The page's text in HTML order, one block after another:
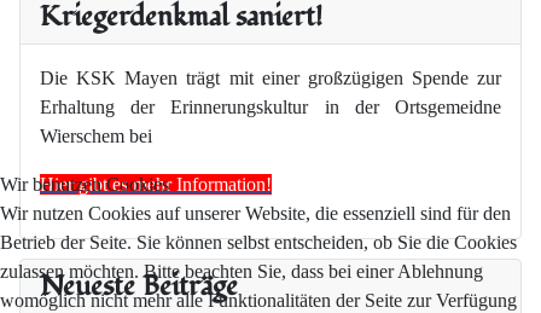
Kriegerdenkmal saniert!
Die KSK Mayen trägt mit einer großzügigen Spende zur
Erhaltung der Erinnerungskultur in der Ortsgemeidne
Wierschem bei
Hier gibt es mehr Information!
Neueste Beiträge
Wir benutzen Cookies
Wir nutzen Cookies auf unserer Website, die essenziell sind für den
Betrieb der Seite. Sie können selbst entscheiden, ob Sie die Cookies
zulassen möchten. Bitte beachten Sie, dass bei einer Ablehnung
womöglich nicht mehr alle Funktionalitäten der Seite zur Verfügung